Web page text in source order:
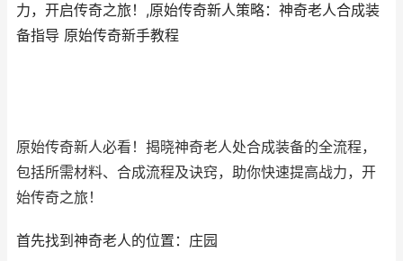
力，开启传奇之旅！,原始传奇新人策略：神奇老人合成装
备指导 原始传奇新手教程
原始传奇新人必看！揭晓神奇老人处合成装备的全流程，
包括所需材料、合成流程及诀窍，助你快速提高战力，开
始传奇之旅！
首先找到神奇老人的位置：庄园